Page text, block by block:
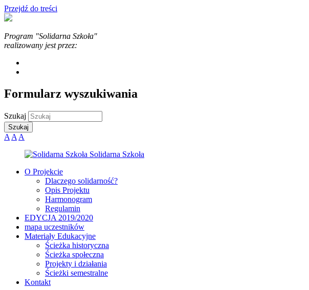
Przejdź do treści
Program "Solidarna Szkoła"
realizowany jest przez:
Formularz wyszukiwania
Szukaj
A A A
O Projekcie
Dlaczego solidarność?
Opis Projektu
Harmonogram
Regulamin
EDYCJA 2019/2020
mapa uczestników
Materiały Edukacyjne
Ścieżka historyczna
Ścieżka społeczna
Projekty i działania
Ścieżki semestralne
Kontakt